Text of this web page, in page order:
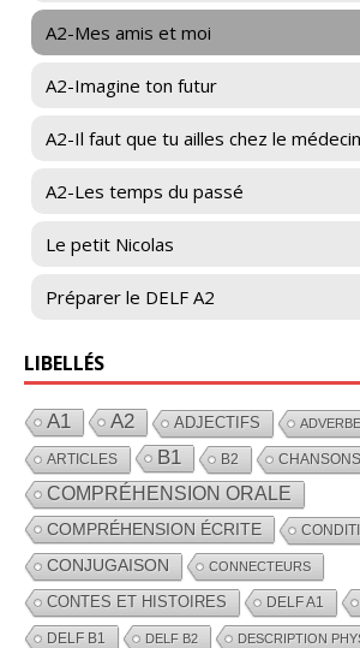
A2-Mes amis et moi
A2-Imagine ton futur
A2-Il faut que tu ailles chez le médecin
A2-Les temps du passé
Le petit Nicolas
Préparer le DELF A2
LIBELLÉS
A1 A2 ADJECTIFS
ARTICLES B1 B2 CHANSONS
COMPRÉHENSION ORALE
COMPRÉHENSION ÉCRITE
CONJUGAISON CONNECTEURS
CONTES ET HISTOIRES DELF A1
DELF B1 DELF B2 DESCRIPTION